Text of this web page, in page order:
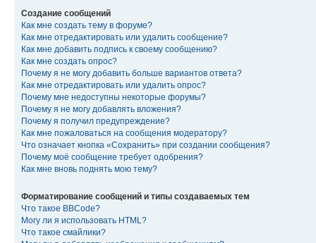
Создание сообщений
Как мне создать тему в форуме?
Как мне отредактировать или удалить сообщение?
Как мне добавить подпись к своему сообщению?
Как мне создать опрос?
Почему я не могу добавить больше вариантов ответа?
Как мне отредактировать или удалить опрос?
Почему мне недоступны некоторые форумы?
Почему я не могу добавлять вложения?
Почему я получил предупреждение?
Как мне пожаловаться на сообщения модератору?
Что означает кнопка «Сохранить» при создании сообщения?
Почему моё сообщение требует одобрения?
Как мне вновь поднять мою тему?
Форматирование сообщений и типы создаваемых тем
Что такое BBCode?
Могу ли я использовать HTML?
Что такое смайлики?